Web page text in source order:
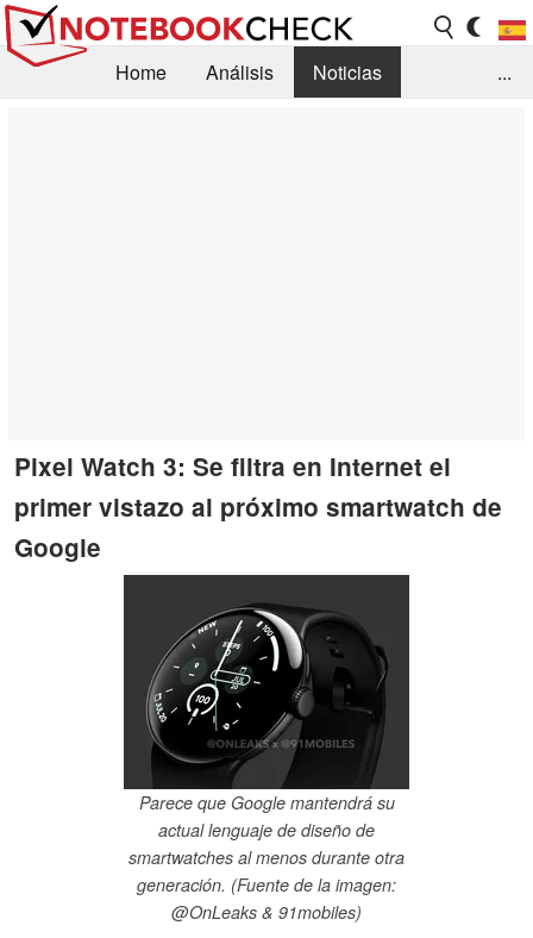
Home Análisis
Noticias
...
Pixel Watch 3: Se filtra en Internet el
primer vistazo al próximo smartwatch de
Google
Parece que Google mantendrá su
actual lenguaje de diseño de
smartwatches al menos durante otra
generación. (Fuente de la imagen:
@OnLeaks & 91mobiles)